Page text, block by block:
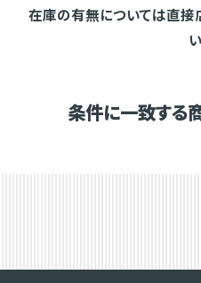
在庫の有無については直接
条件に一致する